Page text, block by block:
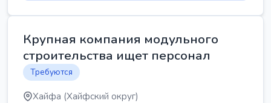
Крупная компания модульного
строительства ищет персонал
Требуются
Хайфа (Хайфский округ)